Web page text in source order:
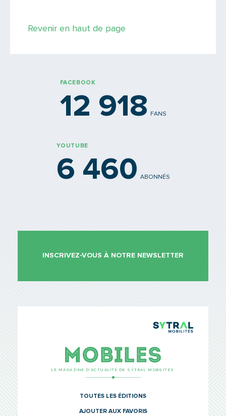
Revenir en haut de page
FACEBOOK
12 918 FANS
YOUTUBE
6 460 ABONNÉS
INSCRIVEZ-VOUS À NOTRE NEWSLETTER
LE MAGAZINE D’ACTUALITÉ DE SYTRAL MOBILITÉS
TOUTES LES ÉDITIONS
AJOUTER AUX FAVORIS